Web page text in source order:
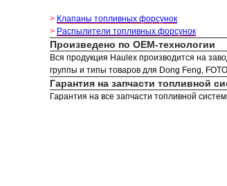
> Клапаны топливных форсунок
> Распылители топливных форсунок
Произведено по OEM-технологии
Вся продукция Haulex производится на
группы и типы товаров для Dong Feng,
Гарантия на запчасти топливной
Гарантия на все запчасти топливной